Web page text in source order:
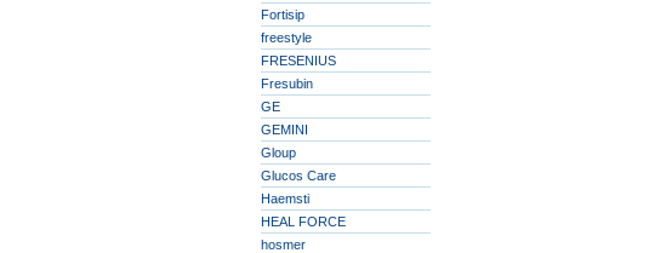
Fortisip
freestyle
FRESENIUS
Fresubin
GE
GEMINI
Gloup
Glucos Care
Haemsti
HEAL FORCE
hosmer